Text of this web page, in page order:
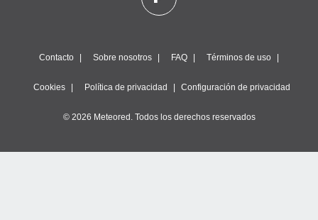
Contacto Sobre nosotros FAQ Términos de uso
Cookies Política de privacidad Configuración de privacidad
© 2026 Meteored. Todos los derechos reservados